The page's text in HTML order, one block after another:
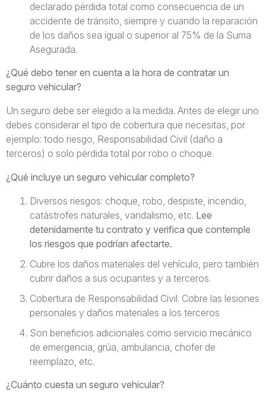
declarado pérdida total como consecuencia de un
accidente de tránsito, siempre y cuando la reparación
de los daños sea igual o superior al 75% de la Suma
Asegurada.
¿Qué debo tener en cuenta a la hora de contratar un
seguro vehicular?
Un seguro debe ser elegido a la medida. Antes de elegir uno
debes considerar el tipo de cobertura que necesitas, por
ejemplo: todo riesgo, Responsabilidad Civil (daño a
terceros) o solo pérdida total por robo o choque.
¿Qué incluye un seguro vehicular completo?
Diversos riesgos: choque, robo, despiste, incendio,
catástrofes naturales, vandalismo, etc. Lee
detenidamente tu contrato y verifica que contemple
los riesgos que podrían afectarte.
Cubre los daños materiales del vehículo, pero también
cubrir daños a sus ocupantes y a terceros.
Cobertura de Responsabilidad Civil. Cobre las lesiones
personales y daños materiales a los terceros
Son beneficios adicionales como servicio mecánico
de emergencia, grúa, ambulancia, chofer de
reemplazo, etc.
¿Cuánto cuesta un seguro vehicular?